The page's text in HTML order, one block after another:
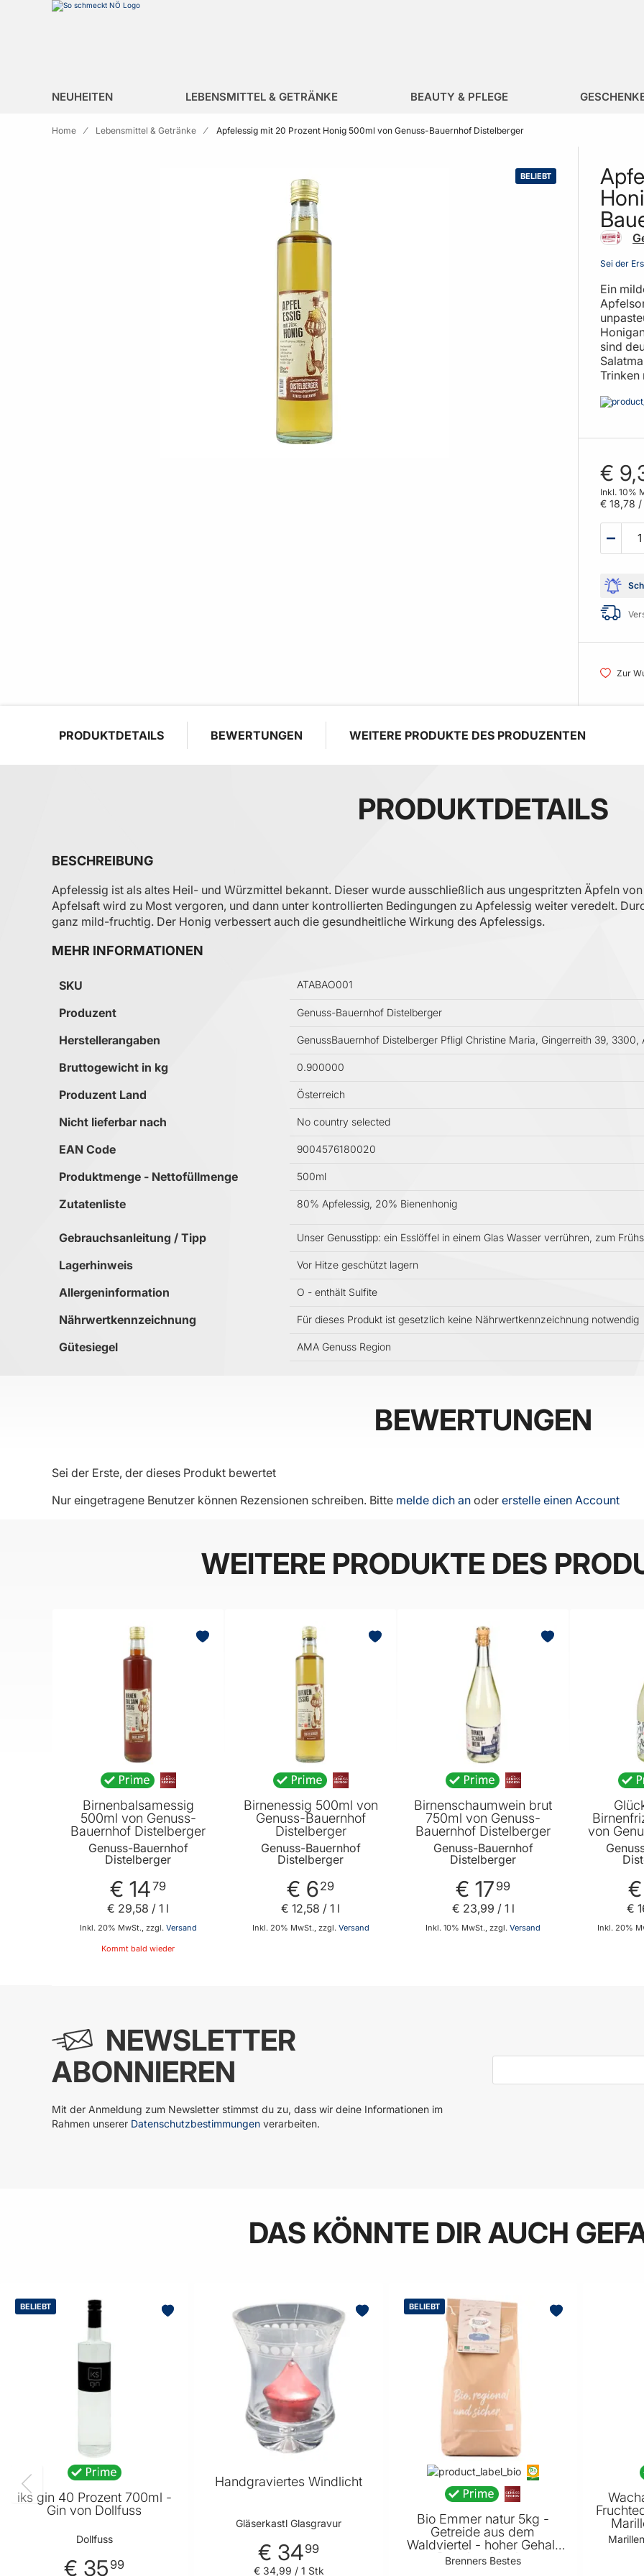
Zur Homepage
NEUHEITEN LEBENSMITTEL & GETRÄNKE BEAUTY & PFLEGE
Home Lebensmittel & Getränke Apfelessig mit 20 Prozent Honig 500ml von Genuss-Bauernhof Distelberger
BELIEBT
Sei der
Ein
sind
Trinken
€
Inkl. 10%
€ 18,78 /
Zur
PRODUKTDETAILS BEWERTUNGEN WEITERE PRODUKTE DES PRODUZENTEN
PRODUKTDETAILS
BESCHREIBUNG
Apfelessig ist als altes Heil- und Würzmittel bekannt. Dieser wurde ausschließlich aus ungespritzten Äpfeln
Apfelsaft wird zu Most vergoren, und dann unter kontrollierten Bedingungen zu Apfelessig weiter veredelt.
ganz mild-fruchtig. Der Honig verbessert auch die gesundheitliche Wirkung des Apfelessigs.‌
MEHR INFORMATIONEN
Mehr Informationen
SKU ATABAO001
Produzent Genuss-Bauernhof Distelberger
Herstellerangaben GenussBauernhof Distelberger Pfligl Christine Maria, Gingerreith 39, 3300,
Bruttogewicht in kg 0.900000
Produzent Land Österreich
Nicht lieferbar nach No country selected
EAN Code 9004576180020
Produktmenge - Nettofüllmenge 500ml
Zutatenliste ‌80% Apfelessig, 20% Bienenhonig
Gebrauchsanleitung / Tipp Unser Genusstipp: ein Esslöffel in einem Glas Wasser verrühren, zum
Lagerhinweis Vor Hitze geschützt lagern
Allergeninformation O - enthält Sulfite
Nährwertkennzeichnung Für dieses Produkt ist gesetzlich keine Nährwertkennzeichnung notwendig
Gütesiegel AMA Genuss Region
BEWERTUNGEN
Sei der Erste, der dieses Produkt bewertet
Nur eingetragene Benutzer können Rezensionen schreiben. Bitte melde dich an oder erstelle einen Account
WEITERE PRODUKTE DES
Birnenbalsamessig
500ml von Genuss-
Bauernhof Distelberger
Genuss-Bauernhof
Distelberger
€ 1479
Inkl. 20% MwSt., zzgl. Versand
€ 29,58 / 1 l
Kommt bald wieder
Birnenessig 500ml von
Genuss-Bauernhof
Distelberger
Genuss-Bauernhof
Distelberger
€ 629
Inkl. 20% MwSt., zzgl. Versand
€ 12,58 / 1 l
Birnenschaumwein brut
750ml von Genuss-
Bauernhof Distelberger
Genuss-Bauernhof
Distelberger
€ 17 99
Inkl. 10% MwSt., zzgl. Versand
€ 23,99 / 1 l
von
Inkl. 20%
€
NEWSLETTER
ABONNIEREN
Mit der Anmeldung zum Newsletter stimmst du zu, dass wir deine Informationen im
Rahmen unserer Datenschutzbestimmungen verarbeiten.
DAS KÖNNTE DIR AUCH
BELIEBT
iks gin 40 Prozent 700ml -
Gin von Dollfuss
Dollfuss
€ 35 99
Handgraviertes Windlicht
Gläserkastl Glasgravur
€ 3499
€ 34,99 / 1 Stk
BELIEBT
Bio Emmer natur 5kg -
Getreide aus dem
Waldviertel - hoher Gehalt
an Protein - ideal zum
Backen - Großgebinde für
Brenners Bestes